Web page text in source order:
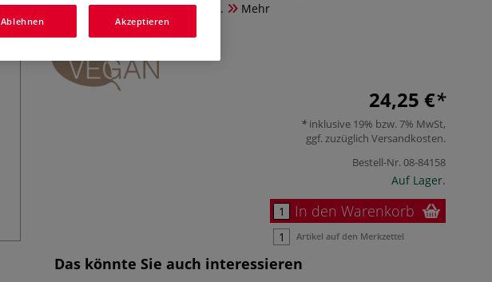
QR-Guide mit exklusiven Motiven.
Mehr
24,25 €
inklusive 19% bzw. 7% MwSt,
ggf. zuzüglich Versandkosten.
Bestell-Nr.08-84158
Auf Lager.
In den Warenkorb
Artikel auf den Merkzettel
Das könnte Sie auch interessieren
Ablehnen Akzeptieren